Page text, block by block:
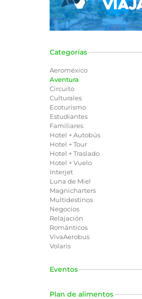
Categorías
Aeroméxico
Aventura
Circuito
Culturales
Ecoturismo
Estudiantes
Familiares
Hotel + Autobús
Hotel + Tour
Hotel + Traslado
Hotel + Vuelo
Interjet
Luna de Miel
Magnicharters
Multidestinos
Negocios
Relajación
Románticos
VivaAerobus
Volaris
Eventos
Plan de alimentos